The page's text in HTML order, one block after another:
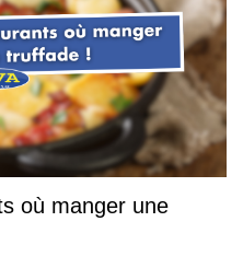
où manger une